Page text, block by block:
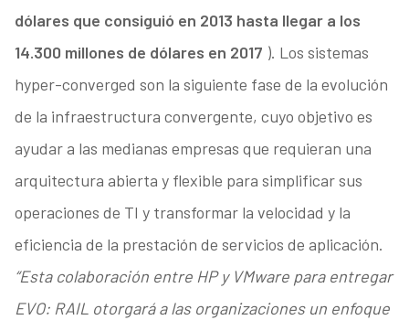
dólares que consiguió en 2013 hasta llegar a los
14.300 millones de dólares en 2017 ). Los sistemas
hyper-converged son la siguiente fase de la evolución
de la infraestructura convergente, cuyo objetivo es
ayudar a las medianas empresas que requieran una
arquitectura abierta y flexible para simplificar sus
operaciones de TI y transformar la velocidad y la
eficiencia de la prestación de servicios de aplicación.
“Esta colaboración entre HP y VMware para entregar
EVO: RAIL otorgará a las organizaciones un enfoque